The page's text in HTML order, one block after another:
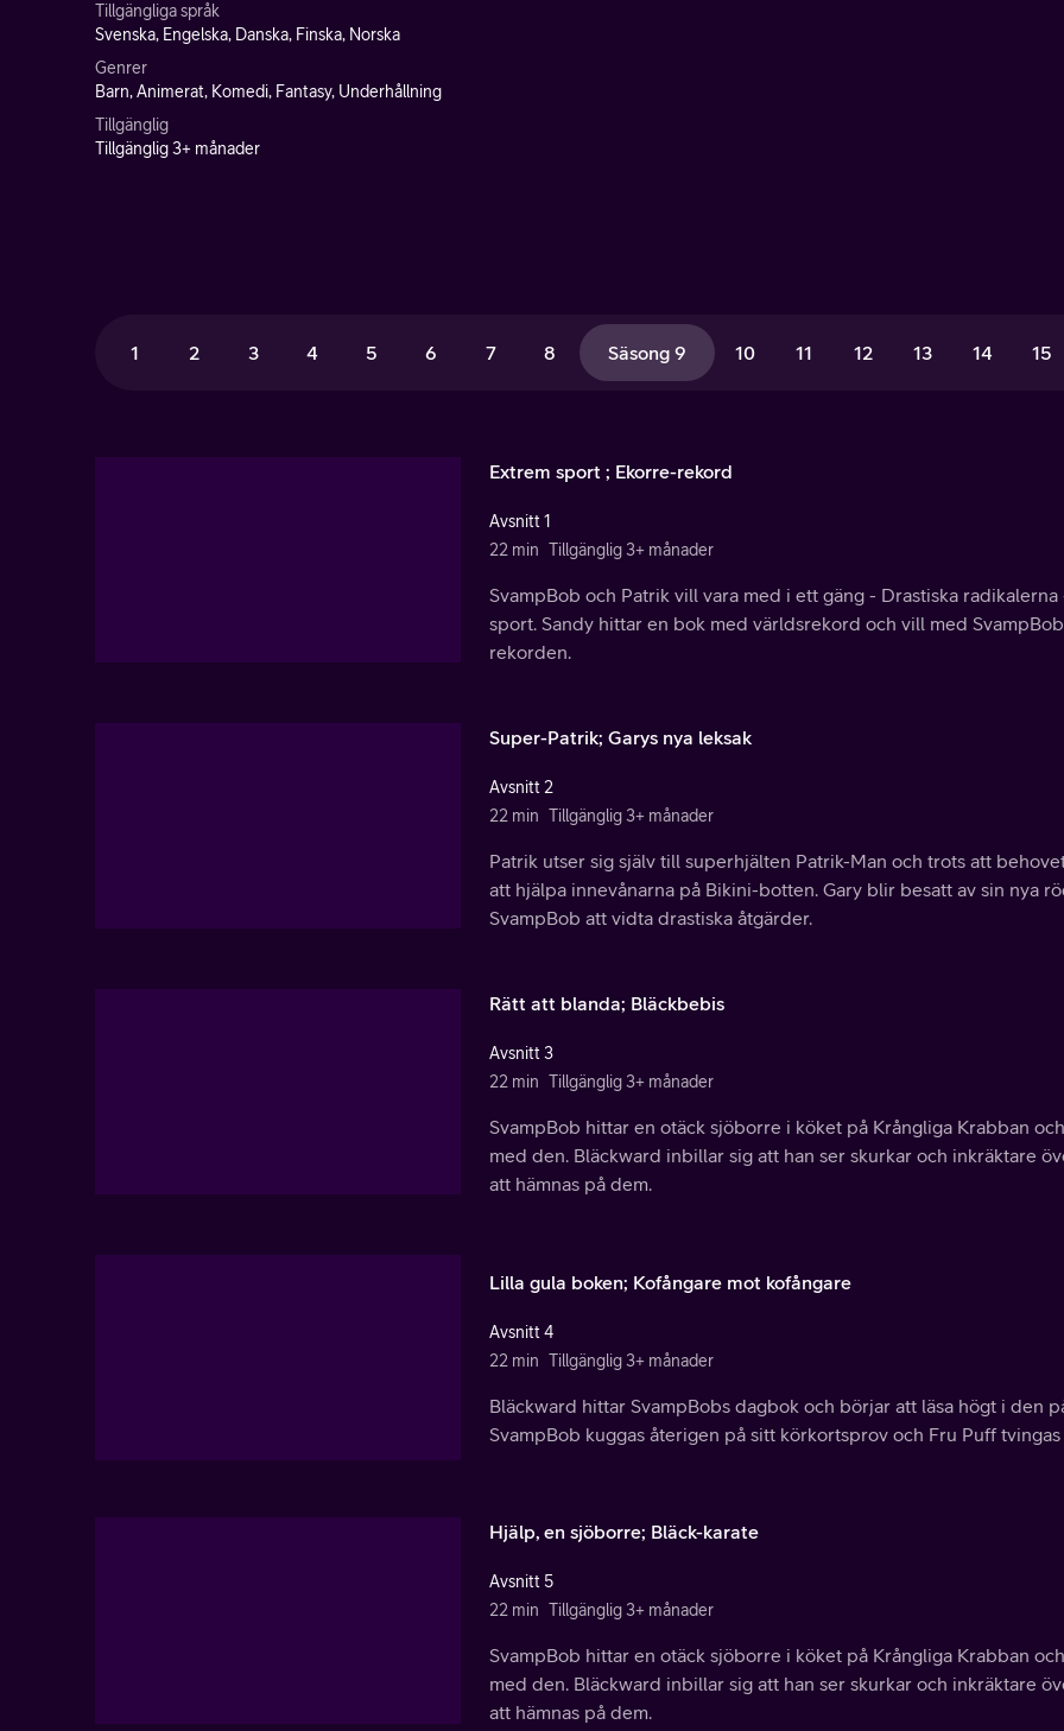
Tillgängliga språk
Svenska, Engelska, Danska, Finska, Norska
Genrer
Barn, Animerat, Komedi, Fantasy, Underhållning
Tillgänglig
Tillgänglig 3+ månader
1 2 3 4 5 6 7 8 Säsong 9 10 11 12 13 14 15
Extrem sport ; Ekorre-rekord
Avsnitt 1
22 min Tillgänglig 3+ månader
SvampBob och Patrik vill vara med i ett gäng - Drastiska
sport. Sandy hittar en bok med världsrekord och vill med
rekorden.
Super-Patrik; Garys nya leksak
Avsnitt 2
22 min Tillgänglig 3+ månader
Patrik utser sig själv till superhjälten Patrik-Man och trots att
att hjälpa innevånarna på Bikini-botten. Gary blir besatt av sin nya
SvampBob att vidta drastiska åtgärder.
Rätt att blanda; Bläckbebis
Avsnitt 3
22 min Tillgänglig 3+ månader
SvampBob hittar en otäck sjöborre i köket på Krångliga Krabban
med den. Bläckward inbillar sig att han ser skurkar och inkräktare
att hämnas på dem.
Lilla gula boken; Kofångare mot kofångare
Avsnitt 4
22 min Tillgänglig 3+ månader
Bläckward hittar SvampBobs dagbok och börjar att läsa högt i den
SvampBob kuggas återigen på sitt körkortsprov och Fru Puff
Hjälp, en sjöborre; Bläck-karate
Avsnitt 5
22 min Tillgänglig 3+ månader
SvampBob hittar en otäck sjöborre i köket på Krångliga Krabban
med den. Bläckward inbillar sig att han ser skurkar och inkräktare
att hämnas på dem.